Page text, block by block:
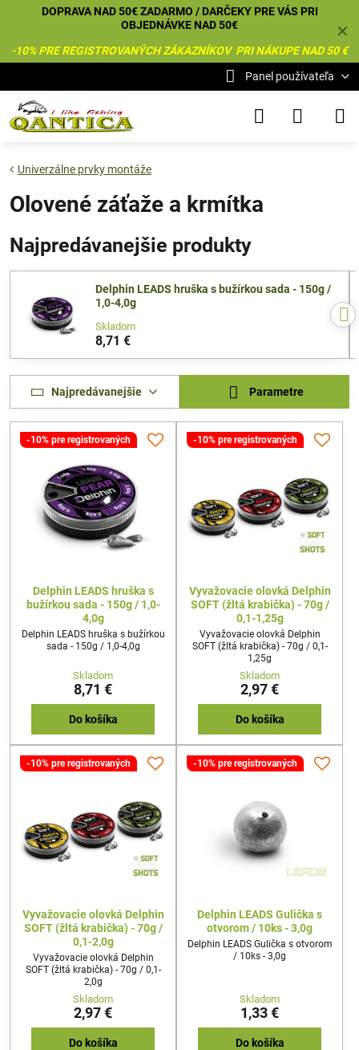
✕
DOPRAVA NAD 50€ ZADARMO / DARČEKY PRE VÁS PRI
OBJEDNÁVKE NAD 50€
-10% PRE REGISTROVANÝCH ZÁKAZNÍKOV PRI NÁKUPE NAD 50 €
Panel používateľa
Univerzálne prvky montáže
Olovené záťaže a krmítka
Najpredávanejšie produkty
Delphin LEADS hruška s bužírkou sada - 150g /
1,0-4,0g
Skladom
8,71 €
Najpredávanejšie Parametre
-10% pre registrovaných
Delphin LEADS hruška s
bužírkou sada - 150g / 1,0-
4,0g
Delphin LEADS hruška s bužírkou
sada - 150g / 1,0-4,0g
Skladom
8,71 €
Do košíka
-10% pre registrovaných
Vyvažovacie olovká Delphin
SOFT (žltá krabička) - 70g /
0,1-1,25g
Vyvažovacie olovká Delphin
SOFT (žltá krabička) - 70g / 0,1-
1,25g
Skladom
2,97 €
Do košíka
-10% pre registrovaných
Vyvažovacie olovká Delphin
SOFT (žltá krabička) - 70g /
0,1-2,0g
Vyvažovacie olovká Delphin
SOFT (žltá krabička) - 70g / 0,1-
2,0g
Skladom
2,97 €
Do košíka
-10% pre registrovaných
Delphin LEADS Gulička s
otvorom / 10ks - 3,0g
Delphin LEADS Gulička s otvorom
/ 10ks - 3,0g
Skladom
1,33 €
Do košíka